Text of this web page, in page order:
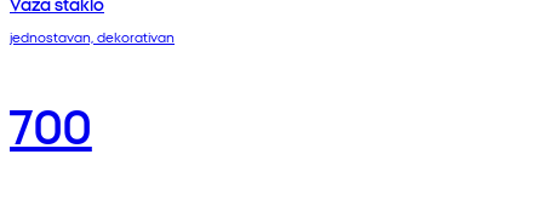
jednostavan, dekorativan
700